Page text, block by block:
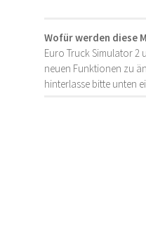
Wofür werden diese
Euro Truck Simulator 2
neuen Funktionen zu
hinterlasse bitte unten